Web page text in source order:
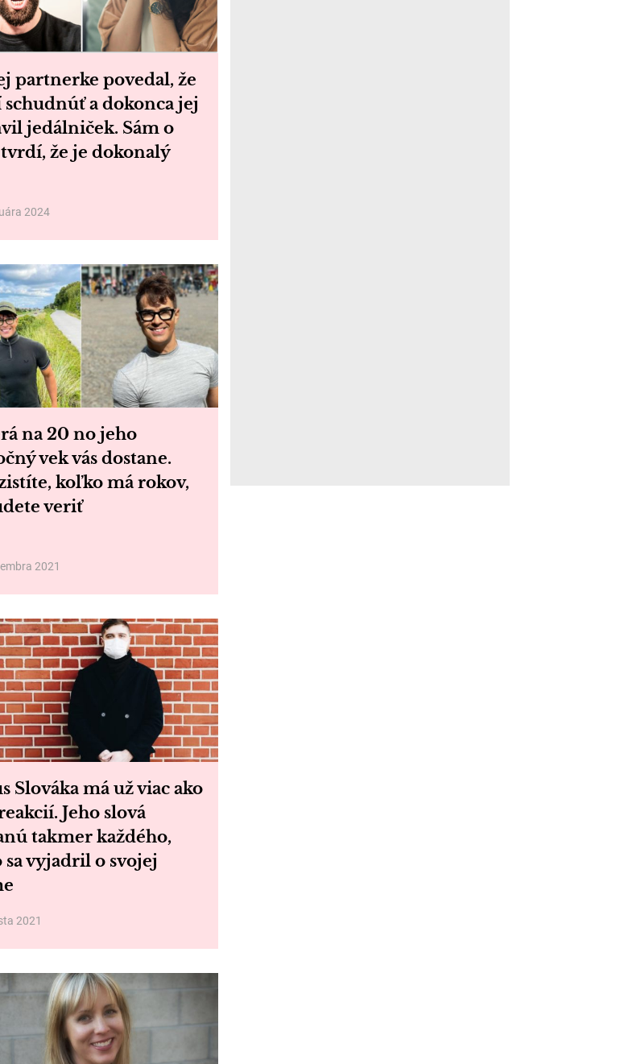
partnerke povedal, že
schudnúť a dokonca jej
jedálniček. Sám o
tvrdí, že je dokonalý
2024
na 20 no jeho
vek vás dostane.
koľko má rokov,
veriť
2021
Slováka má už viac ako
Jeho slová
takmer každého,
sa vyjadril o svojej
2021